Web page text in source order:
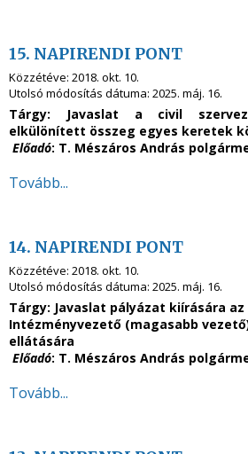
15. NAPIRENDI PONT
Közzétéve: 2018. okt. 10.
Utolsó módosítás dátuma: 2025. máj. 16.
Tárgy: Javaslat a civil
elkülönített összeg egyes keretek
Előadó: T. Mészáros András
Tovább...
14. NAPIRENDI PONT
Közzétéve: 2018. okt. 10.
Utolsó módosítás dátuma: 2025. máj. 16.
Tárgy: Javaslat pályázat kiírására az
Intézményvezető (magasabb
ellátására
Előadó: T. Mészáros András
Tovább...